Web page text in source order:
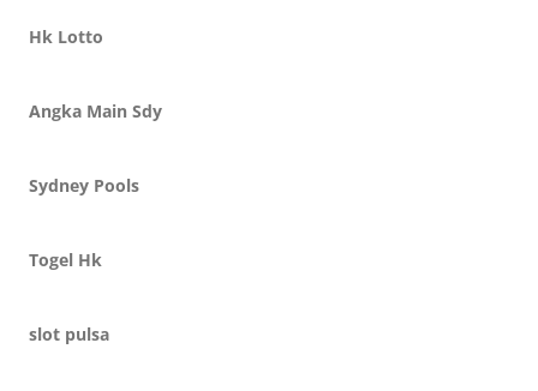
Hk Lotto
Angka Main Sdy
Sydney Pools
Togel Hk
slot pulsa